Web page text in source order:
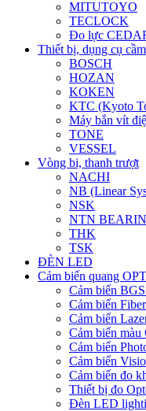
MITUTOYO
TECLOCK
Đo lực
Thiết bị, dụng cụ
BOSCH
HOZAN
KOKEN
KTC (Kyoto
Máy bắn vít
TONE
VESSEL
Vòng bi, thanh trượt
NACHI
NB (Linear
NSK
NTN
THK
TSK
ĐÈN LED
Cảm biến quang
Cảm biến
Cảm biến
Cảm biến
Cảm biến màu
Cảm biến
Cảm biến
Cảm biến đo
Thiết bị đo
Đèn LED